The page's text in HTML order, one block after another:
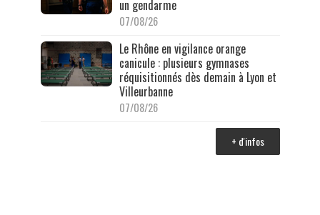
un gendarme
07/08/26
Le Rhône en vigilance orange
canicule : plusieurs gymnases
réquisitionnés dès demain à Lyon et
Villeurbanne
07/08/26
+ d'infos